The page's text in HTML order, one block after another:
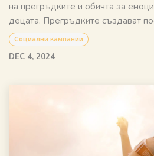
на прегръдките и обичта за
децата. Прегръдките създават
Социални кампании
DEC 4, 2024